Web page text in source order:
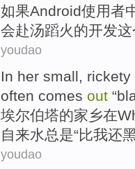
如果Android使用者
会赴汤蹈火的开发这
youdao
In her small, rickety
often comes out “
埃尔伯塔的家乡在
自来水总是“比我还
youdao